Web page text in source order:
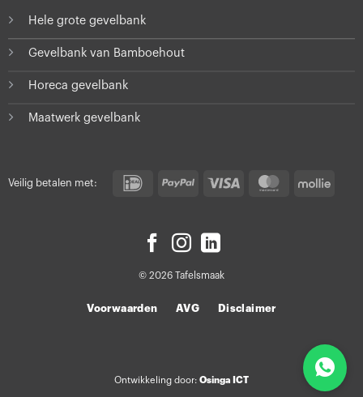
Hele grote gevelbank
Gevelbank van Bamboehout
Horeca gevelbank
Maatwerk gevelbank
Veilig betalen met: IDeal PayPal Visa MasterCard
© 2026 Tafelsmaak
Voorwaarden AVG Disclaimer
Ontwikkeling door: Osinga ICT